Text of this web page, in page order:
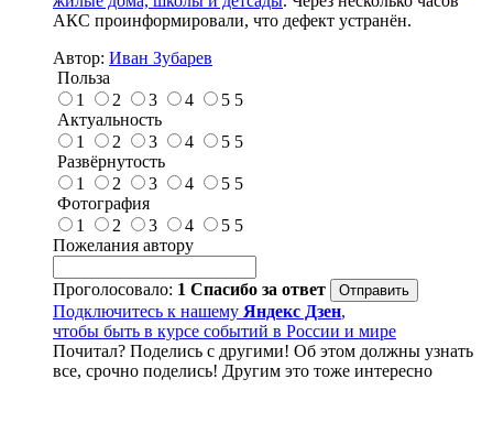
АКС проинформировали, что дефект устранён.
Автор: Иван Зубарев
Польза
1
2 3 4 5 5
Актуальность
1
2 3 4 5 5
Развёрнутость
1
2 3 4 5 5
Фотография
1
2 3 4 5 5
Пожелания автору
Проголосовало: 1 Спасибо за ответ
Подключитесь к нашему Яндекс Дзен,
чтобы быть в курсе событий в России и мире
Почитал? Поделись с другими! Об этом должны узнать
все, срочно поделись! Другим это тоже интересно